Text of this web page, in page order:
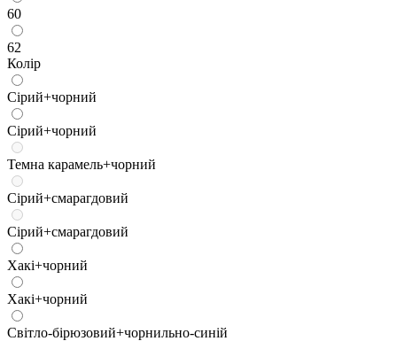
60
62
Колір
Сірий+чорний
Сірий+чорний
Темна карамель+чорний
Сірий+смарагдовий
Сірий+смарагдовий
Хакі+чорний
Хакі+чорний
Світло-бірюзовий+чорнильно-синій